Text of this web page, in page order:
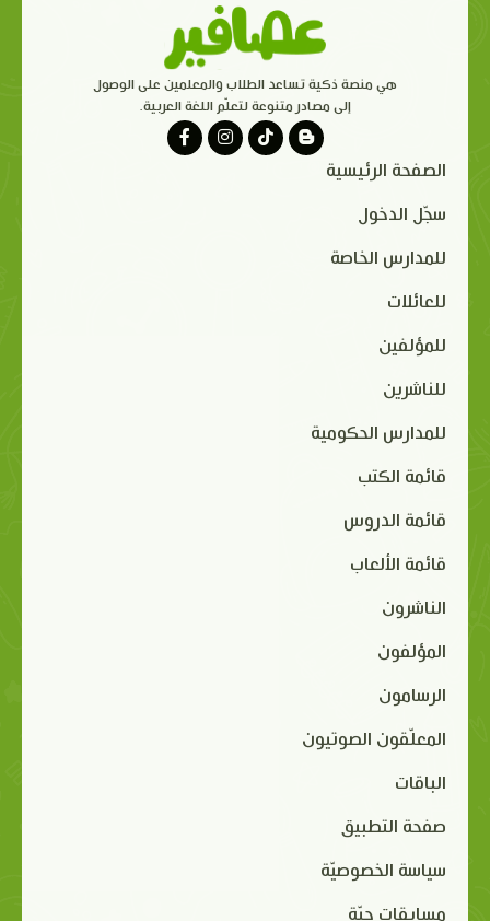
هي منصة ذكية تساعد الطلاب والمعلمين على الوصول
إلى مصادر متنوعة لتعلّم اللغة العربية.
الصفحة الرئيسية
سجّل الدخول
للمدارس الخاصة
للعائلات
للمؤلفين
للناشرين
للمدارس الحكومية
قائمة الكتب
قائمة الدروس
قائمة الألعاب
الناشرون
المؤلفون
الرسامون
المعلّقون الصوتيون
الباقات
صفحة التطبيق
سياسة الخصوصيّة
مسابقات حيّة